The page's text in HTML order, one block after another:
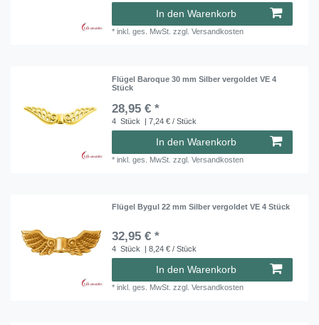
In den Warenkorb
*inkl. ges. MwSt. zzgl.Versandkosten
Flügel Baroque 30 mm Silber vergoldet VE 4
Stück
28,95 € *
4 Stück | 7,24 € / Stück
In den Warenkorb
*inkl. ges. MwSt. zzgl.Versandkosten
Flügel Bygul 22 mm Silber vergoldet VE 4 Stück
32,95 € *
4 Stück | 8,24 € / Stück
In den Warenkorb
*inkl. ges. MwSt. zzgl.Versandkosten